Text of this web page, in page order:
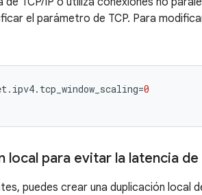
el parámetro de TCP. Para
=0
local para evitar la latencia
puedes crear una duplicación local